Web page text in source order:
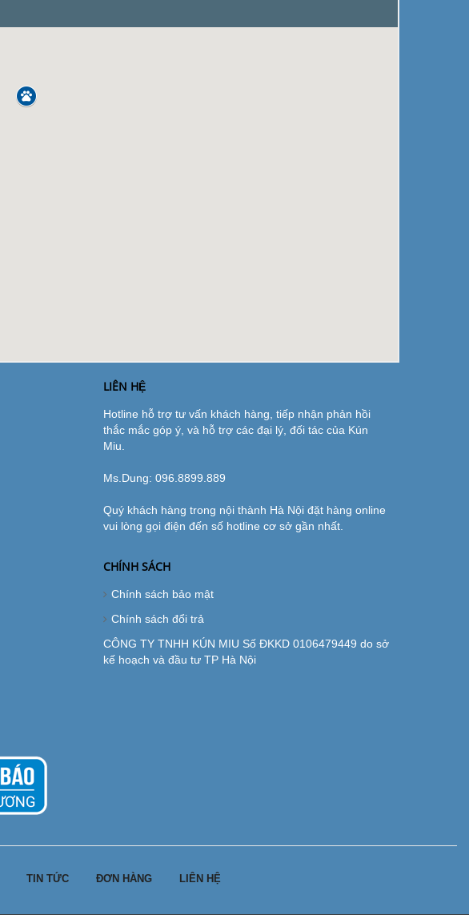
LIÊN HỆ
Hotline hỗ trợ tư vấn khách hàng, tiếp nhận phản hồi
thắc mắc góp ý, và hỗ trợ các đại lý, đối tác của Kún
Miu.
Ms.Dung: 096.8899.889
Quý khách hàng trong nội thành Hà Nội đặt hàng online
vui lòng gọi điện đến số hotline cơ sở gần nhất.
CHÍNH SÁCH
Chính sách bảo mật
Chính sách đổi trả
CÔNG TY TNHH KÚN MIU Số ĐKKD 0106479449 do sở
kế hoạch và đầu tư TP Hà Nội
TIN TỨC ĐƠN HÀNG LIÊN HỆ